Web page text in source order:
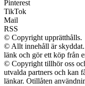
Pinterest
TikTok
Mail
RSS
© Copyright upprätthålls.
© Allt innehåll är
länk och gör ett köp från
© Copyright tillhör oss
utvalda partners och kan
länkar. Otillåten